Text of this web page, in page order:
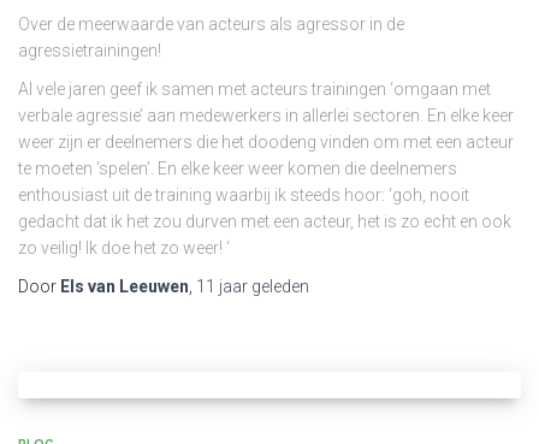
Over de meerwaarde van acteurs als agressor in de
agressietrainingen!
Al vele jaren geef ik samen met acteurs trainingen ‘omgaan met
verbale agressie’ aan medewerkers in allerlei sectoren. En elke keer
weer zijn er deelnemers die het doodeng vinden om met een acteur
te moeten ‘spelen’. En elke keer weer komen die deelnemers
enthousiast uit de training waarbij ik steeds hoor: ‘goh, nooit
gedacht dat ik het zou durven met een acteur, het is zo echt en ook
zo veilig! Ik doe het zo weer! ‘
Door Els van Leeuwen, 11 jaar geleden